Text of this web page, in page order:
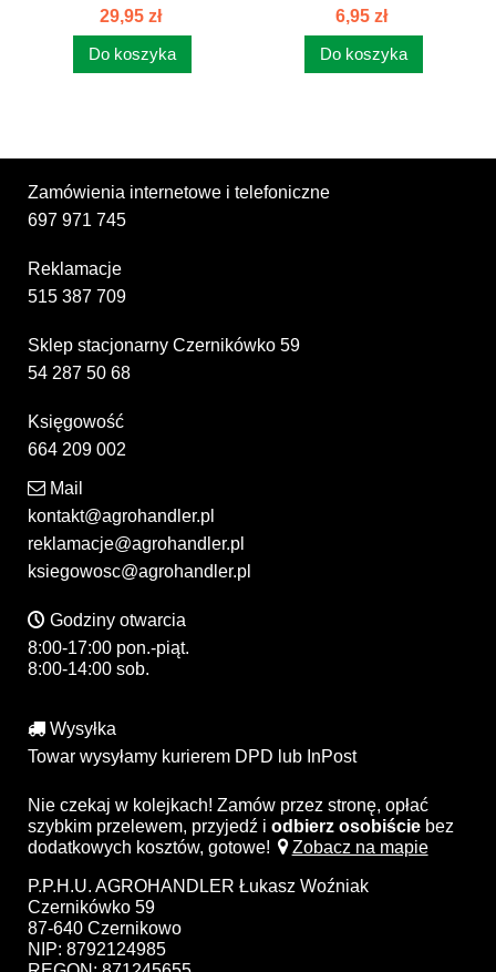
29,95 zł
Do koszyka
6,95 zł
Do koszyka
Zamówienia internetowe i telefoniczne
697 971 745
Reklamacje
515 387 709
Sklep stacjonarny Czernikówko 59
54 287 50 68
Księgowość
664 209 002
Mail
kontakt@agrohandler.pl
reklamacje@agrohandler.pl
ksiegowosc@agrohandler.pl
Godziny otwarcia
8:00-17:00 pon.-piąt.
8:00-14:00 sob.
Wysyłka
Towar wysyłamy kurierem DPD lub InPost
Nie czekaj w kolejkach! Zamów przez stronę, opłać
szybkim przelewem, przyjedź i odbierz osobiście bez
dodatkowych kosztów, gotowe!
Zobacz na mapie
P.P.H.U. AGROHANDLER Łukasz Woźniak
Czernikówko 59
87-640 Czernikowo
NIP: 8792124985